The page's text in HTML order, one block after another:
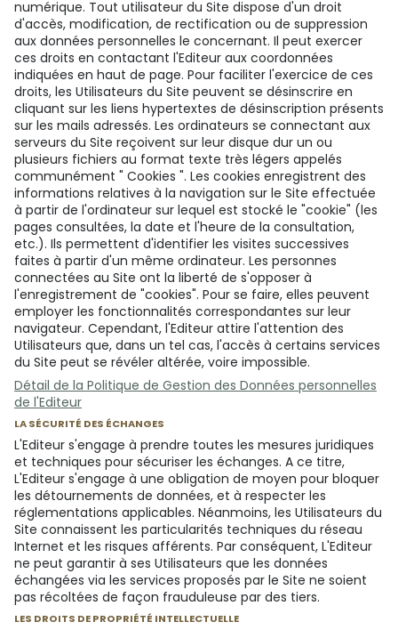
numérique. Tout utilisateur du Site dispose d'un droit
d'accès, modification, de rectification ou de suppression
aux données personnelles le concernant. Il peut exercer
ces droits en contactant l'Editeur aux coordonnées
indiquées en haut de page. Pour faciliter l'exercice de ces
droits, les Utilisateurs du Site peuvent se désinscrire en
cliquant sur les liens hypertextes de désinscription présents
sur les mails adressés. Les ordinateurs se connectant aux
serveurs du Site reçoivent sur leur disque dur un ou
plusieurs fichiers au format texte très légers appelés
communément " Cookies ". Les cookies enregistrent des
informations relatives à la navigation sur le Site effectuée
à partir de l'ordinateur sur lequel est stocké le "cookie" (les
pages consultées, la date et l'heure de la consultation,
etc.). Ils permettent d'identifier les visites successives
faites à partir d'un même ordinateur. Les personnes
connectées au Site ont la liberté de s'opposer à
l'enregistrement de "cookies". Pour se faire, elles peuvent
employer les fonctionnalités correspondantes sur leur
navigateur. Cependant, l'Editeur attire l'attention des
Utilisateurs que, dans un tel cas, l'accès à certains services
du Site peut se révéler altérée, voire impossible.
Détail de la Politique de Gestion des Données personnelles
de l'Editeur
LA SÉCURITÉ DES ÉCHANGES
L'Editeur s'engage à prendre toutes les mesures juridiques
et techniques pour sécuriser les échanges. A ce titre,
L'Editeur s'engage à une obligation de moyen pour bloquer
les détournements de données, et à respecter les
réglementations applicables. Néanmoins, les Utilisateurs du
Site connaissent les particularités techniques du réseau
Internet et les risques afférents. Par conséquent, L'Editeur
ne peut garantir à ses Utilisateurs que les données
échangées via les services proposés par le Site ne soient
pas récoltées de façon frauduleuse par des tiers.
LES DROITS DE PROPRIÉTÉ INTELLECTUELLE